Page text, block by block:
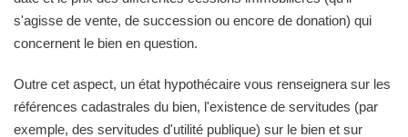
s'agisse de vente, de succession ou encore de donation) qui
concernent le bien en question.
Outre cet aspect, un état hypothécaire vous renseignera sur les
références cadastrales du bien, l'existence de servitudes (par
exemple, des servitudes d'utilité publique) sur le bien et sur